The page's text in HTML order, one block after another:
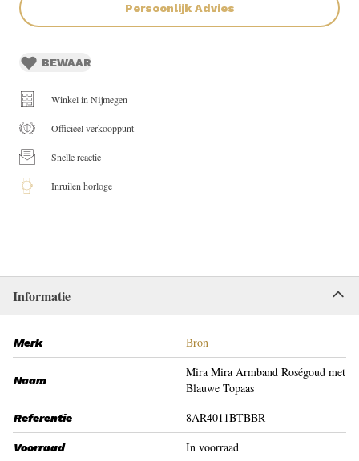
Persoonlijk Advies
BEWAAR
Winkel in Nijmegen
Officieel verkooppunt
Snelle reactie
Inruilen horloge
Informatie
Merk Bron
Naam
Mira Mira Armband Roségoud met
Blauwe Topaas
Referentie 8AR4011BTBBR
Voorraad In voorraad